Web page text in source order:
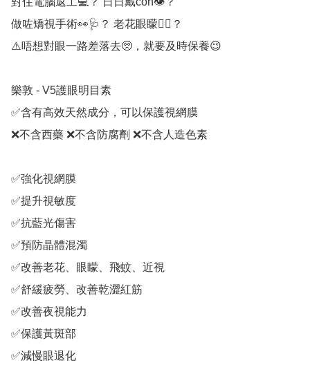
做咗矯視手術👀🩺？ 老花眼矇😵‍💫？
⚠️唔想對眼一路差落去🥺，就要及時保養😉
樂敦 - V5護眼明目素
✅含有高效天然成分，可以保護視網膜
❌不含西藥 ❌不含防腐劑 ❌不含人造色素
✅強化視網膜
✅提升視敏度
✅抗藍光傷害
✅預防晶體混濁
✅改善老花、眼矇、飛蚊、近視
✅舒緩疲勞、改善乾澀紅筋
✅改善夜視能力
✅保護黃斑部
✅減慢眼退化